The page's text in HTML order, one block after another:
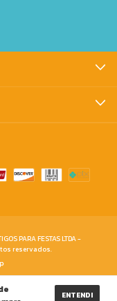
ENTENDI
PARA FESTAS LTDA -
reservados.